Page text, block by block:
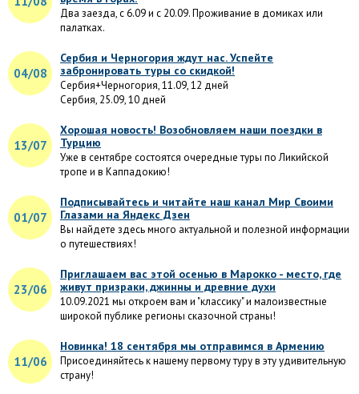
Два заезда, с 6.09 и с 20.09. Проживание в домиках или
палатках.
04/08
Сербия и Черногория ждут нас. Успейте
забронировать туры со скидкой!
Сербия+Черногория, 11.09, 12 дней
Сербия, 25.09, 10 дней
13/07
Хорошая новость! Возобновляем наши поездки в
Турцию
Уже в сентябре состоятся очередные туры по Ликийской
тропе и в Каппадокию!
01/07
Подписывайтесь и читайте наш канал Мир Своими
Глазами на Яндекс Дзен
Вы найдете здесь много актуальной и полезной информации
о путешествиях!
23/06
Приглашаем вас этой осенью в Марокко - место, где
живут призраки, джинны и древние духи
10.09.2021 мы откроем вам и "классику" и малоизвестные
широкой публике регионы сказочной страны!
11/06
Новинка! 18 сентября мы отправимся в Армению
Присоединяйтесь к нашему первому туру в эту удивительную
страну!